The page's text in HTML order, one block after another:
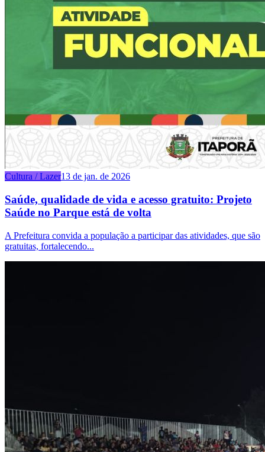
Cultura / Lazer13 de jan. de 2026
Saúde, qualidade de vida e acesso gratuito: Projeto
Saúde no Parque está de volta
A Prefeitura convida a população a participar das atividades, que são
gratuitas, fortalecendo...